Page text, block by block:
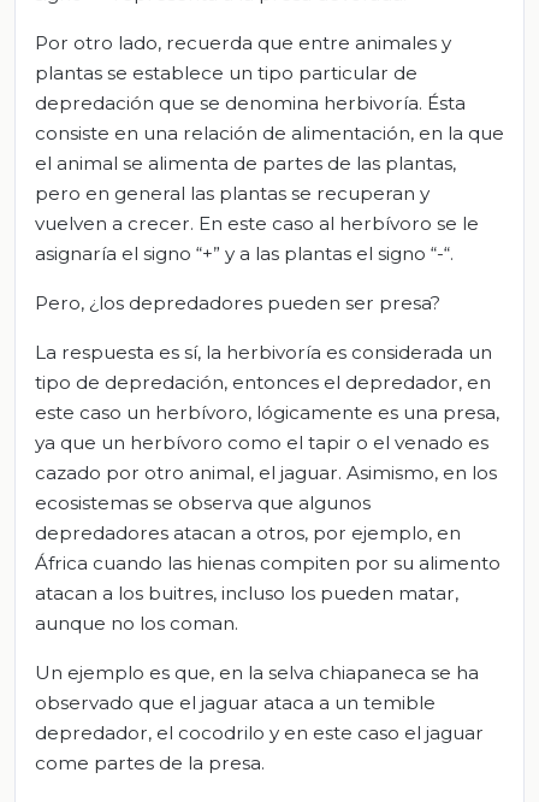
Por otro lado, recuerda que entre animales y
plantas se establece un tipo particular de
depredación que se denomina herbivoría. Ésta
consiste en una relación de alimentación, en la que
el animal se alimenta de partes de las plantas,
pero en general las plantas se recuperan y
vuelven a crecer. En este caso al herbívoro se le
asignaría el signo “+” y a las plantas el signo “-“.
Pero, ¿los depredadores pueden ser presa?
La respuesta es sí, la herbivoría es considerada un
tipo de depredación, entonces el depredador, en
este caso un herbívoro, lógicamente es una presa,
ya que un herbívoro como el tapir o el venado es
cazado por otro animal, el jaguar. Asimismo, en los
ecosistemas se observa que algunos
depredadores atacan a otros, por ejemplo, en
África cuando las hienas compiten por su alimento
atacan a los buitres, incluso los pueden matar,
aunque no los coman.
Un ejemplo es que, en la selva chiapaneca se ha
observado que el jaguar ataca a un temible
depredador, el cocodrilo y en este caso el jaguar
come partes de la presa.